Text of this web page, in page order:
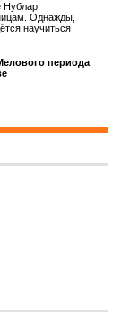
Нублар,
Однажды,
научиться
периода